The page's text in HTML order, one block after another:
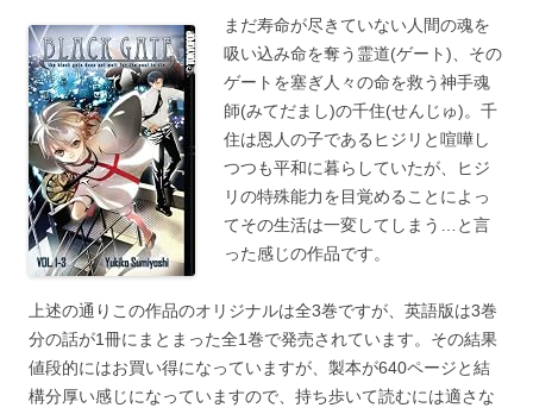
まだ寿命が尽きていない人間の魂を
吸い込み命を奪う霊道(ゲート)、その
ゲートを塞ぎ人々の命を救う神手魂
師(みてだまし)の千住(せんじゅ)。千
住は恩人の子であるヒジリと喧嘩し
つつも平和に暮らしていたが、ヒジ
リの特殊能力を目覚めることによっ
てその生活は一変してしまう…と言
った感じの作品です。
上述の通りこの作品のオリジナルは全3巻ですが、英語版は3巻
分の話が1冊にまとまった全1巻で発売されています。その結果
値段的にはお買い得になっていますが、製本が640ページと結
構分厚い感じになっていますので、持ち歩いて読むには適さな